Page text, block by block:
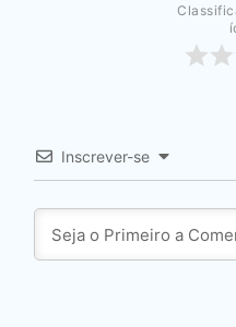
Inscrever-se